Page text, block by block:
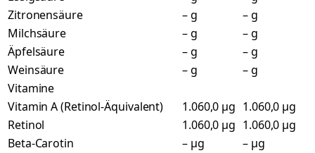
Zitronensäure
– g
– g
Milchsäure
– g
– g
Äpfelsäure
– g
– g
Weinsäure
– g
– g
Vitamine
Vitamin A (Retinol-Äquivalent)
1.060,0 µg 1.060,0 µg
Retinol
1.060,0 µg 1.060,0 µg
Beta-Carotin
– µg
– µg